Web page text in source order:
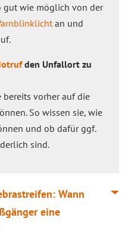
gut wie möglich von der
an und
den Unfallort zu
bereits vorher auf die
So wissen sie, wie
und ob dafür ggf.
sind.
Wann
eine